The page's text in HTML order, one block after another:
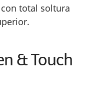
total soltura
& Touch